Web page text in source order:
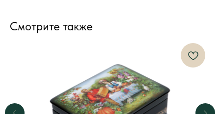
Смотрите также